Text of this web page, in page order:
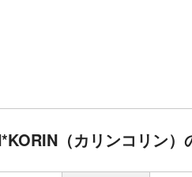
（カリンコリン）